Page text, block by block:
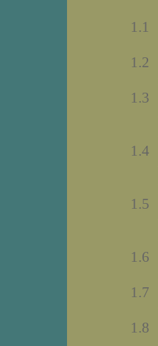
1.1
1.2
1.3
1.4
1.5
1.6
1.7
1.8